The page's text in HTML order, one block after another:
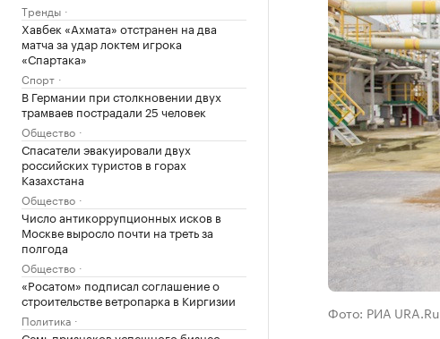
Тренды
Хавбек «Ахмата» отстранен на два
матча за удар локтем игрока
«Спартака»
Спорт
В Германии при столкновении двух
трамваев пострадали 25 человек
Общество
Спасатели эвакуировали двух
российских туристов в горах
Казахстана
Общество
Число антикоррупционных исков в
Москве выросло почти на треть за
полгода
Общество
«Росатом» подписал соглашение о
строительстве ветропарка в Киргизии
Политика Фото: РИА URA.Ru